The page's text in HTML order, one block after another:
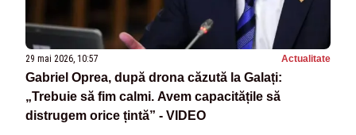
29 mai 2026, 10:57 Actualitate
Gabriel Oprea, după drona căzută la Galați:
„Trebuie să fim calmi. Avem capacitățile să
distrugem orice țintă” - VIDEO